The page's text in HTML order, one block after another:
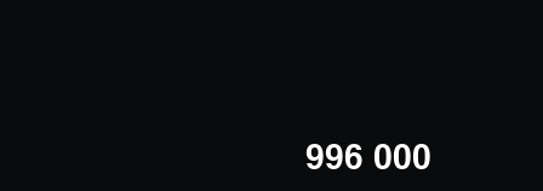
996 000